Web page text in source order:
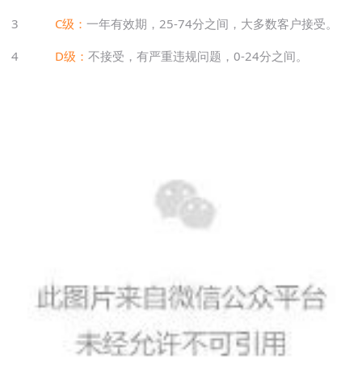
3
C级： 一年有效期，25-74分之间，大多数客户接受。
4
D级： 不接受，有严重违规问题，0-24分之间。